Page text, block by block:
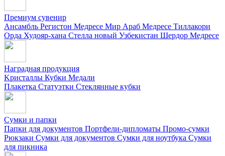
Премиум сувенир
Ансамбль Регистон Медресе Мир Араб Медресе Тиллакори
Орда Худояр-хана Стелла новый Узбекистан Шердор Медресе
Наградная продукция
Kристаллы Кубки Медали
Плакетка Статуэтки Стеклянные кубки
Сумки и папки
Папки для документов Портфели-дипломаты Промо-сумки
Рюкзаки Сумки для документов Сумки для ноутбука Сумки
для пикника